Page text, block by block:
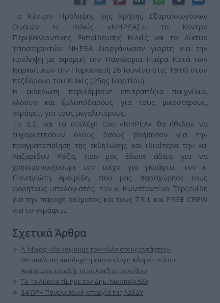
Το Κέντρο Πρόληψης της Χρήσης Εξαρτησιογόνων
Ουσιών Ν. Κιλκίς «ΝΗΡΕΑΣ», το Κέντρο
Περιβαλλοντικής Εκπαίδευσης Κιλκίς και το Δίκτυο
Υποστηρικτών ΝΗΡΕΑ διοργάνωσαν γιορτή για την
πρόληψη με αφορμή την Παγκόσμια Ημέρα Κατά των
Ναρκωτικών την Παρασκευή 26 Ιουνίου στις 19:00 στον
πεζόδρομο του Κιλκίς (25ης Μαρτίου).
Η εκδήλωση περιλάμβανε επιτραπέζια παιχνίδια,
κλόουν και ξυλοπόδαρους για τους μικρότερους,
γκράφιτι για τους μεγαλύτερους.
Το Δ.Σ. και τα στελέχη του «ΝΗΡΕΑ» θα ήθελαν να
ευχαριστήσουν όλους όσους βοήθησαν για την
πραγματοποίηση της εκδήλωσης και ιδιαίτερα την κα.
Λαζαρίδου Ρόζα, που μας έδωσε άδεια για να
χρησιμοποιήσουμε τον τοίχο για γκράφιτι, τον κ.
Παναγιώτη Αμοιρίδη, που μας παραχώρησε τους
φορητούς υπολογιστές, τον κ. Κωνσταντίνο Τερζενίδη
για την παροχή ρεύματος και τους TRIL και PREE CREW
για το γκράφιτι.
Σχετικά Άρθρα
Λ. Μίχος: «θα κόψουμε τον κώλο στους αντάρτες»!
Με απόλυτη αποδοχή η επανεκλογή Αδαμόπουλου
Ανανέωση εντολής στον Χατζηαποστόλου
Το 1ο Λύκειο τίμησε τον Δημ. Νικοπολιτίδη
24/ΩΡΗ Πανελλαδική απεργία της ΑΔΕΔΥ